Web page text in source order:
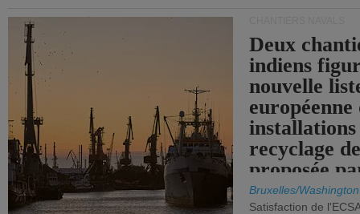
Deux
indiens
nouvelle
européenne
installations
recyclage
proposée
Bruxelles/Washington
Satisfaction de